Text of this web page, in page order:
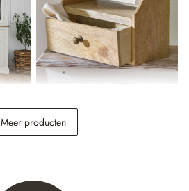
€ 44,95
Meer producten